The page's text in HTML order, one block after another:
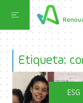
Etiqueta:
ESG